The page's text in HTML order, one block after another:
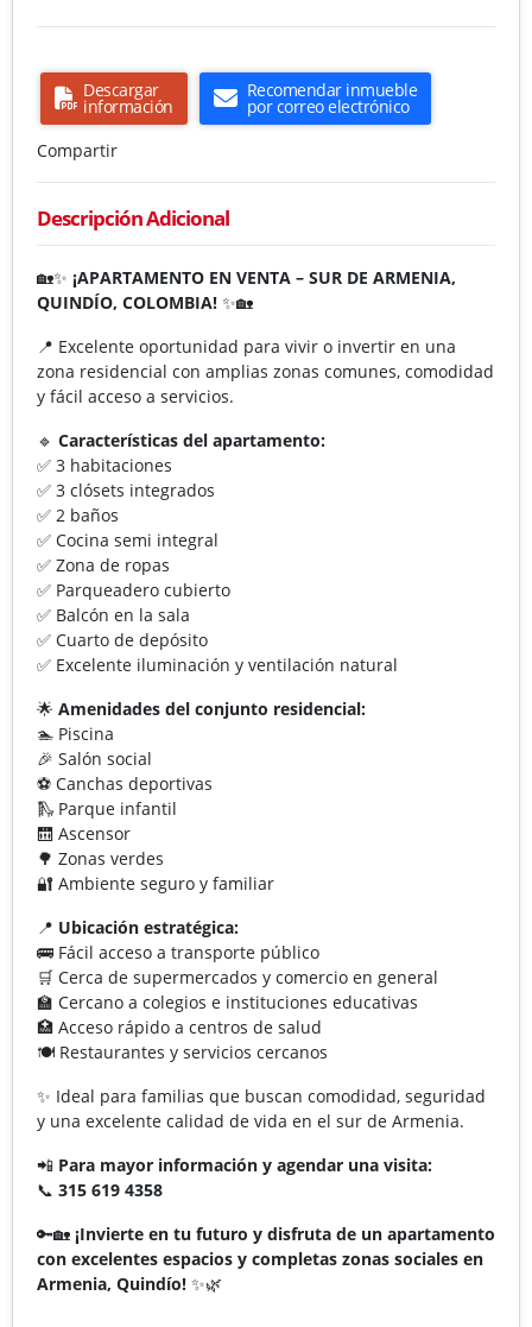
Descargar
información
Recomendar inmueble
por correo electrónico
Compartir
Descripción Adicional
🏡✨ ¡APARTAMENTO EN VENTA – SUR DE ARMENIA,
QUINDÍO, COLOMBIA! ✨🏡
📍 Excelente oportunidad para vivir o invertir en una
zona residencial con amplias zonas comunes, comodidad
y fácil acceso a servicios.
🔹 Características del apartamento:
✅ 3 habitaciones
✅ 3 clósets integrados
✅ 2 baños
✅ Cocina semi integral
✅ Zona de ropas
✅ Parqueadero cubierto
✅ Balcón en la sala
✅ Cuarto de depósito
✅ Excelente iluminación y ventilación natural
🌟 Amenidades del conjunto residencial:
🏊 Piscina
🎉 Salón social
⚽ Canchas deportivas
🛝 Parque infantil
🛗 Ascensor
🌳 Zonas verdes
🔐 Ambiente seguro y familiar
📍 Ubicación estratégica:
🚌 Fácil acceso a transporte público
🛒 Cerca de supermercados y comercio en general
🏫 Cercano a colegios e instituciones educativas
🏥 Acceso rápido a centros de salud
🍽️ Restaurantes y servicios cercanos
✨ Ideal para familias que buscan comodidad, seguridad
y una excelente calidad de vida en el sur de Armenia.
📲 Para mayor información y agendar una visita:
📞 315 619 4358
🔑🏡 ¡Invierte en tu futuro y disfruta de un apartamento
con excelentes espacios y completas zonas sociales en
Armenia, Quindío! ✨🌿